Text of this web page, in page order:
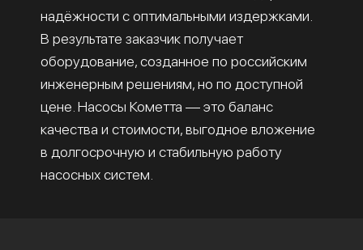
надёжности с оптимальными издержками.
В результате заказчик получает
оборудование, созданное по российским
инженерным решениям, но по доступной
цене. Насосы Кометта — это баланс
качества и стоимости, выгодное вложение
в долгосрочную и стабильную работу
насосных систем.